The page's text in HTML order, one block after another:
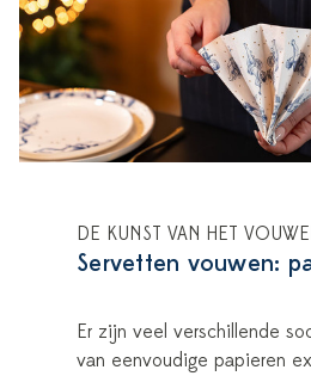
DE KUNST VAN HET
Servetten vouwen:
Er zijn veel verschillende
van eenvoudige papieren